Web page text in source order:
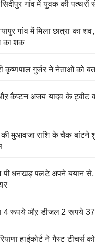
गांव में युवक की पत्थरों
गांव में मिला छात्रा का
का शक
कृष्णपाल गुर्जर ने नेताओं को
कैप्टन अजय यादव के ट्वीट
मुआवजा राशि के चैक बांटने
पी धनखड़ पलटे अपने बयान से,
4 रूपये औऱ डीजल 2 रूपये
हाईकोर्ट ने गैस्ट टीचर्स